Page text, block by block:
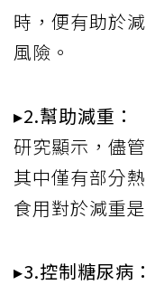
時，便有助於
風險。
▸2.幫助減重：
研究顯示，儘
其中僅有部分
食用對於減重
▸3.控制糖尿病：